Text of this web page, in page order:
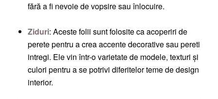
fără a fi nevoie de vopsire sau înlocuire.
Ziduri: Aceste folii sunt folosite ca acoperiri de
perete pentru a crea accente decorative sau pereti
intregi. Ele vin într-o varietate de modele, texturi și
culori pentru a se potrivi diferitelor teme de design
interior.